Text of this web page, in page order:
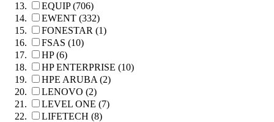
EQUIP (706)
EWENT (332)
FONESTAR (1)
FSAS (10)
HP (6)
HP ENTERPRISE (10)
HPE ARUBA (2)
LENOVO (2)
LEVEL ONE (7)
LIFETECH (8)